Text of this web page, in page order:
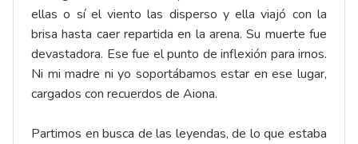
ellas o sí el viento las disperso y ella viajó con la
brisa hasta caer repartida en la arena. Su muerte fue
devastadora. Ese fue el punto de inflexión para irnos.
Ni mi madre ni yo soportábamos estar en ese lugar,
cargados con recuerdos de Aiona.
Partimos en busca de las leyendas, de lo que estaba